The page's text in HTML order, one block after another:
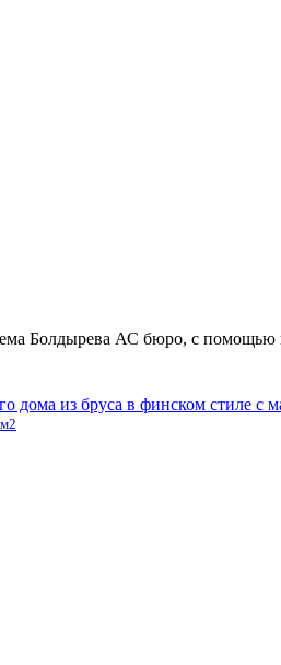
Болдырева АС бюро, с помощью
дома из бруса в финском стиле с
м2